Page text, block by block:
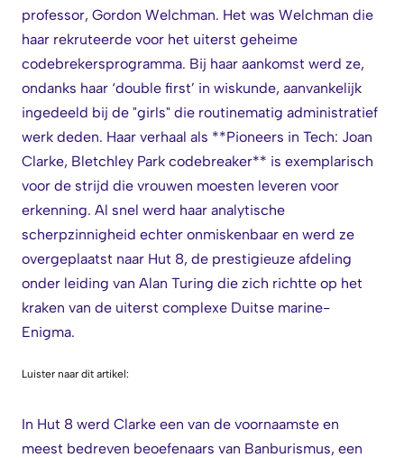
professor, Gordon Welchman. Het was Welchman die
haar rekruteerde voor het uiterst geheime
codebrekersprogramma. Bij haar aankomst werd ze,
ondanks haar ‘double first’ in wiskunde, aanvankelijk
ingedeeld bij de "girls" die routinematig administratief
werk deden. Haar verhaal als **Pioneers in Tech: Joan
Clarke, Bletchley Park codebreaker** is exemplarisch
voor de strijd die vrouwen moesten leveren voor
erkenning. Al snel werd haar analytische
scherpzinnigheid echter onmiskenbaar en werd ze
overgeplaatst naar Hut 8, de prestigieuze afdeling
onder leiding van Alan Turing die zich richtte op het
kraken van de uiterst complexe Duitse marine-
Enigma.
Luister naar dit artikel:
In Hut 8 werd Clarke een van de voornaamste en
meest bedreven beoefenaars van Banburismus, een